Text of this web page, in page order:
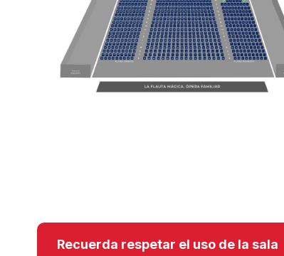
Recuerda respetar el uso de la sala